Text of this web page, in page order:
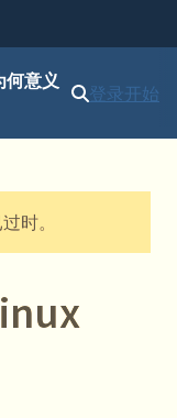
何意义
登录开始
时。